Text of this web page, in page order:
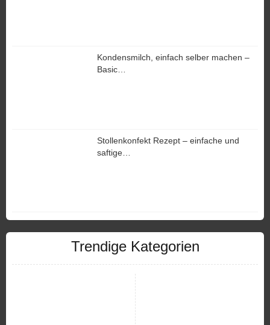
Kondensmilch, einfach selber machen –
Basic…
Stollenkonfekt Rezept – einfache und
saftige…
Trendige Kategorien